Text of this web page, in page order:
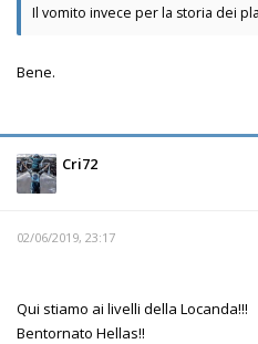
Il vomito invece per la storia dei
Bene.
Cri72
02/06/2019, 23:17
Qui stiamo ai livelli della Locanda!!!
Bentornato Hellas!!